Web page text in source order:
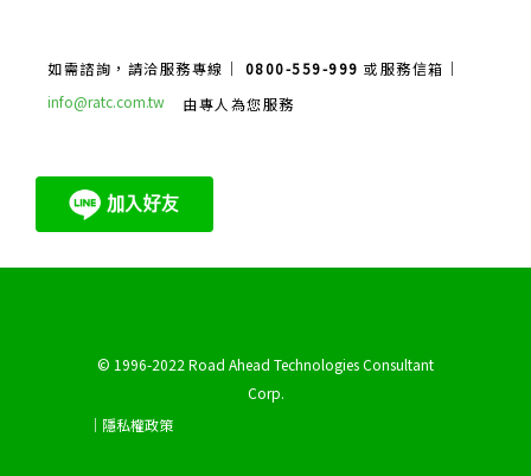
如需諮詢，請洽服務專線｜ 0800-559-999 或服務信箱｜
info@ratc.com.tw
由專人為您服務
© 1996-2022 Road Ahead Technologies Consultant
Corp.
｜隱私權政策